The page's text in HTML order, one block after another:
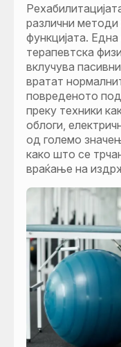
различни
функцијата.
терапевтска
вклучува
вратат
повреденото
преку техники
облоги,
од големо
како што се
враќање на